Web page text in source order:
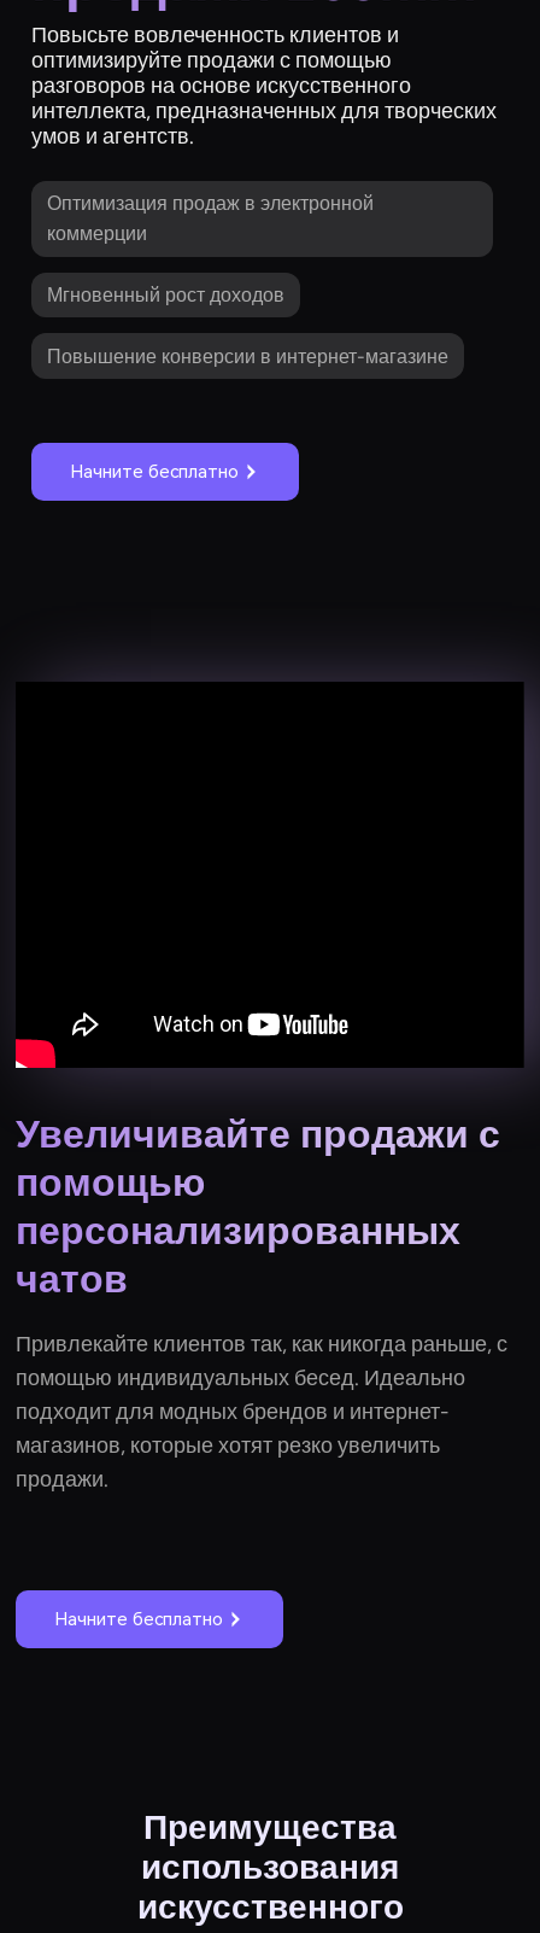
Повысьте вовлеченность клиентов и
оптимизируйте продажи с помощью
разговоров на основе искусственного
интеллекта, предназначенных для творческих
умов и агентств.
Оптимизация продаж в электронной
коммерции
Мгновенный рост доходов
Повышение конверсии в интернет-магазине
Начните бесплатно
Увеличивайте продажи с
помощью
персонализированных
чатов
Привлекайте клиентов так, как никогда раньше, с
помощью индивидуальных бесед. Идеально
подходит для модных брендов и интернет-
магазинов, которые хотят резко увеличить
продажи.
Начните бесплатно
Преимущества
использования
искусственного